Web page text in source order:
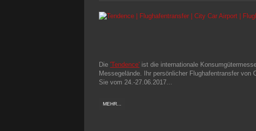
Die 'Tendence' ist die internationale
Messegelände. Ihr persönlicher Flughafentransfer
Sie vom 24.-27.06.2017...
MEHR...